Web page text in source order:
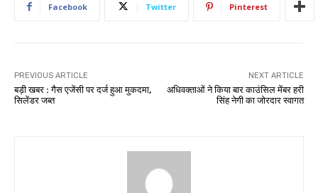
Facebook Twitter Pinterest
PREVIOUS ARTICLE
बड़ी खबर : गैस एजेंसी पर दर्ज हुआ मुकदमा,
सिलेंडर जब्त
NEXT ARTICLE
अधिवक्ताओं ने किया बार काउंसिल मेंबर हरी
सिंह नेगी का जोरदार स्वागत